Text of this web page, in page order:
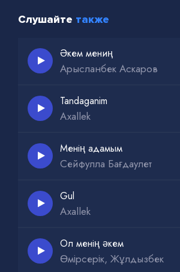
Слушайте также
Әкем мениң
Арысланбек Аскаров
Tandaganim
Axallek
Менің адамым
Сейфулла Бағдаулет
Gul
Axallek
Ол менің әкем
Өмірсерік, Жұлдызбек